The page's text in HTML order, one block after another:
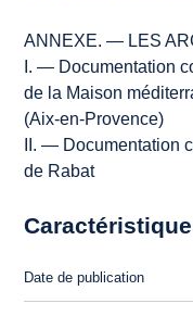
ANNEXE. — LES
I. — Documentation
de la Maison
(Aix-en-Provence)
II. — Documentation
de Rabat
Date de publication